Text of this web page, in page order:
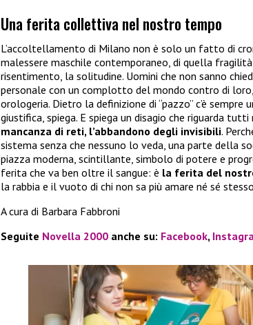
Una ferita collettiva nel nostro tempo
L’accoltellamento di Milano non è solo un fatto di
malessere maschile contemporaneo, di quella fragilità
risentimento, la solitudine. Uomini che non sanno
personale con un complotto del mondo contro di
orologeria. Dietro la definizione di “pazzo” c’è
giustifica, spiega. E spiega un disagio che riguarda tutti
mancanza di reti, l’abbandono degli invisibili.
sistema senza che nessuno lo veda, una parte della
piazza moderna, scintillante, simbolo di potere e
ferita che va ben oltre il sangue: è la ferita del
la rabbia e il vuoto di chi non sa più amare né sé
A cura di Barbara Fabbroni
Seguite Novella 2000 anche su: Facebook,